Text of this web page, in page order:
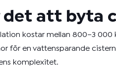
det att byta
kostar mellan 800–3 000
för en vattensparande
komplexitet.